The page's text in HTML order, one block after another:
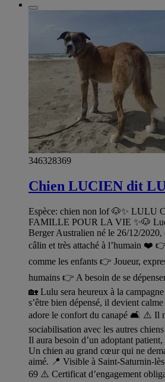
346328369
Chien LUCIEN dit
Espèce: chien non lof 🐶✨ LULU
FAMILLE POUR LA VIE ✨🐶
Berger Australien né le 26/12/2020,
câlin et très attaché à l’humain ❤️
comme les enfants 👉 Joueur,
humains 👉 A besoin de se
🏡 Lulu sera heureux à la
s’être bien dépensé, il devient
adore le confort du canapé 🛋️ ⚠️ Il
sociabilisation avec les autres
Il aura besoin d’un adoptant
Un chien au grand cœur qui ne
aimé. 📍 Visible à Saint-Saturnin-
69 ⚠️ Certificat d’engagement